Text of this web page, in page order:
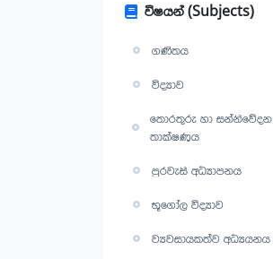
විෂයන් (Subjects)
ගණිතය
විද්‍යාව
තොරතුරු හා සන්නිවේදන
තාක්ෂණය
පුරවැසි අධ්‍යාපනය
භූගෝල විද්‍යාව
ව්‍යවසායකත්ව අධ්‍යයනය